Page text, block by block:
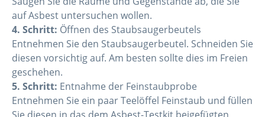
auf Asbest untersuchen wollen.
4. Schritt: Öffnen des Staubsaugerbeutels
Entnehmen Sie den Staubsaugerbeutel. Schneiden Sie
diesen vorsichtig auf. Am besten sollte dies im Freien
geschehen.
5. Schritt: Entnahme der Feinstaubprobe
Entnehmen Sie ein paar Teelöffel Feinstaub und füllen